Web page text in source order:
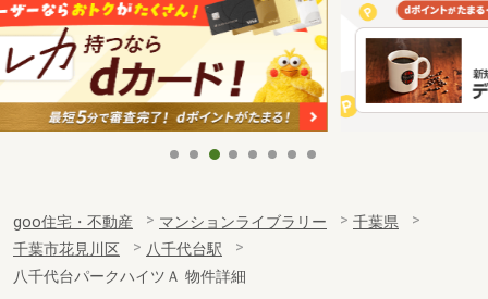
goo住宅・不動産 マンションライブラリー
千葉県
千葉市花見川区
八千代台駅
八千代台パークハイツＡ 物件詳細